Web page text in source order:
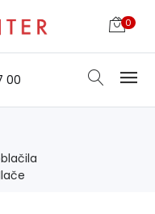
0
00